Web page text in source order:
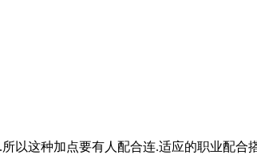
以这种加点要有人配合连.适应的职业配合